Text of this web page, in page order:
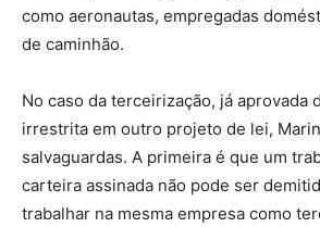
como aeronautas, empregadas
de caminhão.
No caso da terceirização, já aprovada
irrestrita em outro projeto de lei,
salvaguardas. A primeira é que um
carteira assinada não pode ser
trabalhar na mesma empresa como